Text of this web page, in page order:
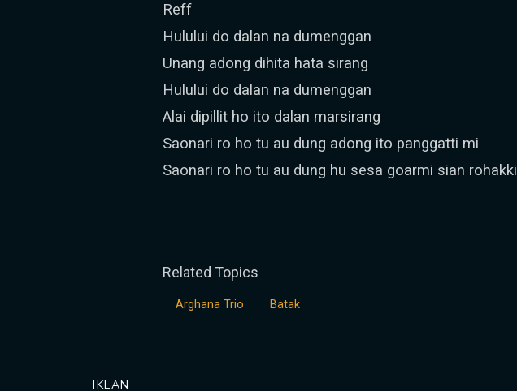
Reff
Hulului do dalan na dumenggan
Unang adong dihita hata sirang
Hulului do dalan na dumenggan
Alai dipillit ho ito dalan marsirang
Saonari ro ho tu au dung adong ito panggatti mi
Saonari ro ho tu au dung hu sesa goarmi sian rohakki
Related Topics
Arghana Trio Batak
IKLAN